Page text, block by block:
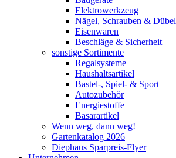
Elektrowerkzeug
Nägel, Schrauben & Dübel
Eisenwaren
Beschläge & Sicherheit
sonstige Sortimente
Regalsysteme
Haushaltsartikel
Bastel-, Spiel- & Sport
Autozubehör
Energiestoffe
Basarartikel
Wenn weg, dann weg!
Gartenkatalog 2026
Diephaus Sparpreis-Flyer